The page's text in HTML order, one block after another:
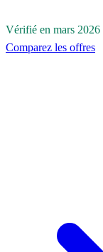
Vérifié en mars 2026
Comparez les offres